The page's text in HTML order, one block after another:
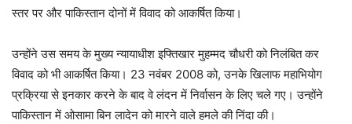
स्तर पर और पाकिस्तान दोनों में विवाद को आकर्षित किया।
उन्होंने उस समय के मुख्य न्यायाधीश इफ्तिखार मुहम्मद चौधरी को निलंबित कर
विवाद को भी आकर्षित किया। 23 नवंबर 2008 को, उनके खिलाफ महाभियोग
प्रक्रिया से इनकार करने के बाद वे लंदन में निर्वासन के लिए चले गए। उन्होंने
पाकिस्तान में ओसामा बिन लादेन को मारने वाले हमले की निंदा की।